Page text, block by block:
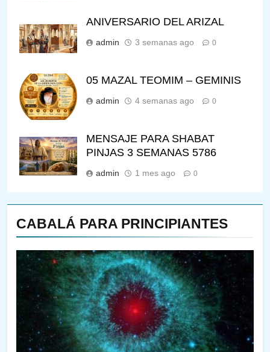
CABALÁ PARA PRINCIPIANTES
144
¿QUIÉN ES SABIO? EL QUE
VE LO QUE VA A NACER
PENSAMIENTO JUDÍO PIRKEI AVOT
CABALÁ Y JASIDUT: EL
CONSEJO DE LOS PADRES
ANIVERSARIO DEL ARIZAL
admin 3 semanas ago 0
05 MAZAL TEOMIM – GEMINIS
admin 4 semanas ago 0
MENSAJE PARA SHABAT
PINJAS 3 SEMANAS 5786
admin 1 mes ago 0